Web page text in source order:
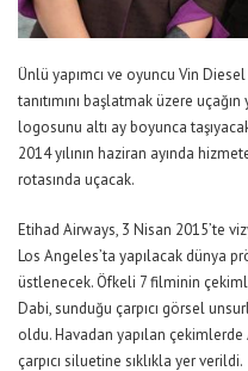
Ünlü yapımcı ve oyuncu Vin
tanıtımını başlatmak üzere
logosunu altı ay boyunca
2014 yılının haziran ayında
rotasında uçacak.
Etihad Airways, 3 Nisan 2015’te
Los Angeles’ta yapılacak dünya
üstlenecek. Öfkeli 7 filminin
Dabi, sunduğu çarpıcı görsel
oldu. Havadan yapılan
çarpıcı siluetine sıklıkla yer verildi.